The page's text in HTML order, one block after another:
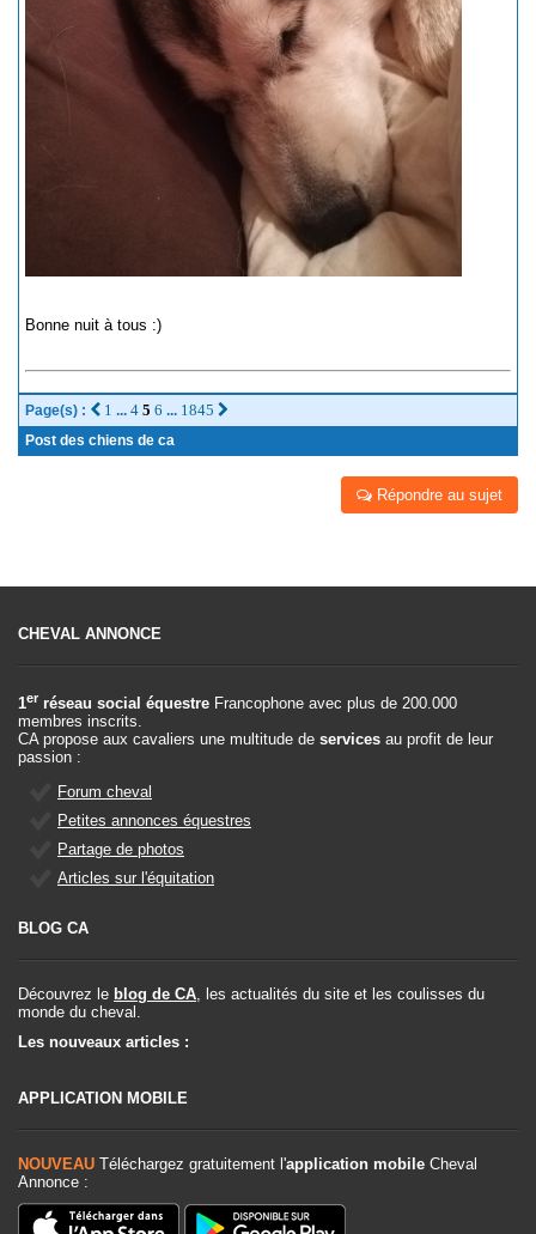
Bonne nuit à tous :)
Page(s) : 1 ... 4 5 6 ... 1845
Post des chiens de ca
Répondre au sujet
CHEVAL ANNONCE
1er réseau social équestre Francophone avec plus de 200.000
membres inscrits.
CA propose aux cavaliers une multitude de services au profit de leur
passion :
Forum cheval
Petites annonces équestres
Partage de photos
Articles sur l'équitation
BLOG CA
Découvrez le blog de CA, les actualités du site et les coulisses du
monde du cheval.
Les nouveaux articles :
APPLICATION MOBILE
NOUVEAU Téléchargez gratuitement l'application mobile Cheval
Annonce :